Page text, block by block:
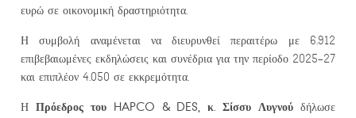
ευρώ σε οικονομική δραστηριότητα.
Η συμβολή αναμένεται να διευρυνθεί περαιτέρω με 6.912
επιβεβαιωμένες εκδηλώσεις και συνέδρια για την περίοδο 2025-27
και επιπλέον 4.050 σε εκκρεμότητα.
Η Πρόεδρος του HAPCO & DES, κ. Σίσσυ Λυγνού δήλωσε